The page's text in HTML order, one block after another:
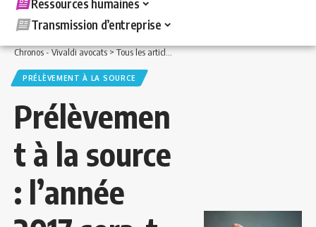
Ressources humaines
Transmission d’entreprise
Chronos - Vivaldi avocats>Tous les articles >Fiscal>Prélèvement à la source>
PRÉLÈVEMENT À LA SOURCE
Prélèvemen
t à la source
: l’année